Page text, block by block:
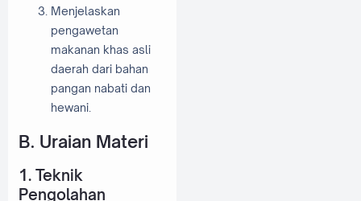
Menjelaskan
pengawetan
makanan khas asli
daerah dari bahan
pangan nabati dan
hewani.
B. Uraian Materi
1. Teknik
Pengolahan